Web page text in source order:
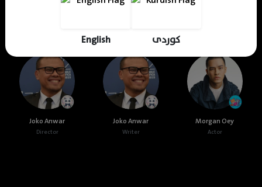
English کوردی Cast & Crew
Joko Anwar
Director
Joko Anwar
Writer
Morgan Oey
Actor